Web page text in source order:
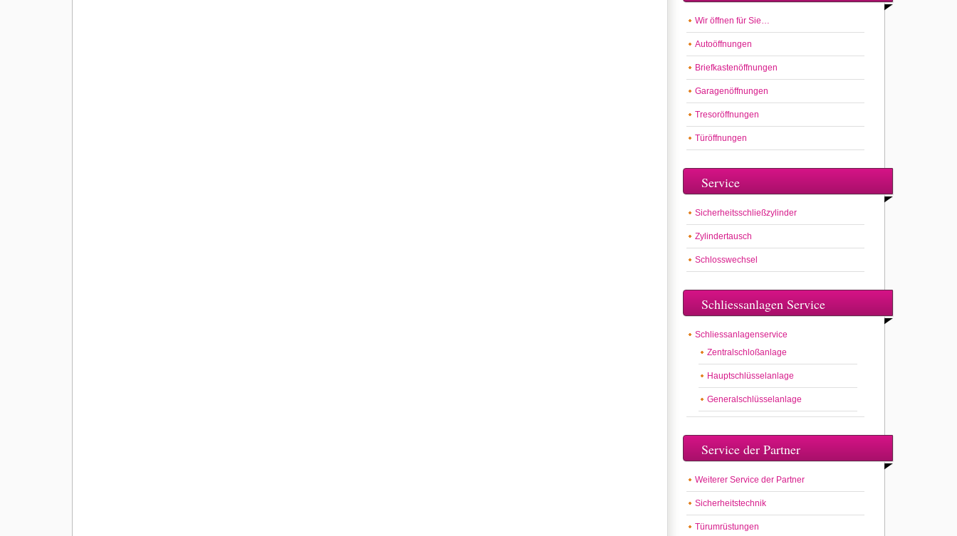
Wir öffnen für Sie…
Autoöffnungen
Briefkastenöffnungen
Garagenöffnungen
Tresoröffnungen
Türöffnungen
Service
Sicherheitsschließzylinder
Zylindertausch
Schlosswechsel
Schliessanlagen Service
Schliessanlagenservice
Zentralschloßanlage
Hauptschlüsselanlage
Generalschlüsselanlage
Service der Partner
Weiterer Service der Partner
Sicherheitstechnik
Türumrüstungen